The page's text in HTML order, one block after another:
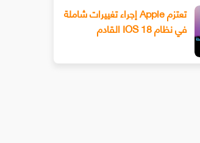
تعتزم Apple إجراء تغييرات شاملة
في نظام IOS 18 القادم